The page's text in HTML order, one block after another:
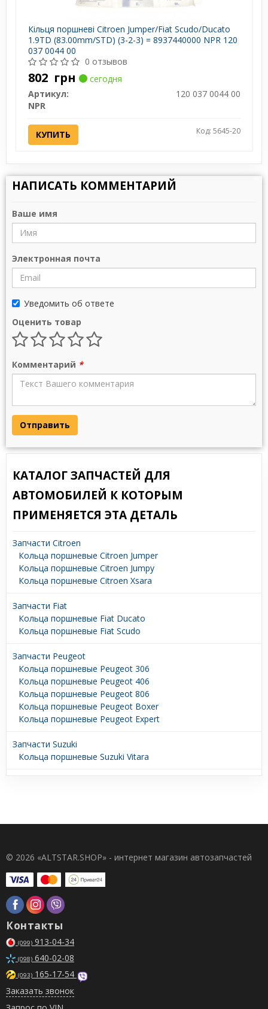
Кільця поршневі Citroen Jumper/Fiat Scudo/Ducato
1.9TD (83.00mm/STD) (3-2-3) = 8937440000 NPR 120
037 0044 00
0 отзывов
802 грн
сегодня
Артикул:
120 037 0044 00
NPR
КУПИТЬ Код: 5645-20
НАПИСАТЬ КОММЕНТАРИЙ
Ваше имя
Электронная почта
Уведомить об ответе
Оценить товар
Комментарий *
Отправить
КАТАЛОГ ЗАПЧАСТЕЙ ДЛЯ
АВТОМОБИЛЕЙ К КОТОРЫМ
ПРИМЕНЯЕТСЯ ЭТА ДЕТАЛЬ
Запчасти Citroen
Кольца поршневые Citroen Jumper
Кольца поршневые Citroen Jumpy
Кольца поршневые Citroen Xsara
Запчасти Fiat
Кольца поршневые Fiat Ducato
Кольца поршневые Fiat Scudo
Запчасти Peugeot
Кольца поршневые Peugeot 306
Кольца поршневые Peugeot 406
Кольца поршневые Peugeot 806
Кольца поршневые Peugeot Boxer
Кольца поршневые Peugeot Expert
Запчасти Suzuki
Кольца поршневые Suzuki Vitara
© 2026 «ALTSTAR.SHOP» - интернет магазин автозапчастей
Контакты
(099) 913-04-34
(098) 640-02-08
(093) 165-17-54
Заказать звонок